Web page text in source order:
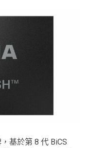
基於第 8 代 BiCS